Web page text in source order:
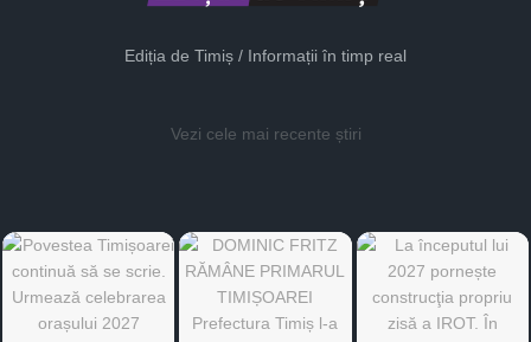
Ediția de Timiș / Informații în timp real
Vezi cele mai recente știri